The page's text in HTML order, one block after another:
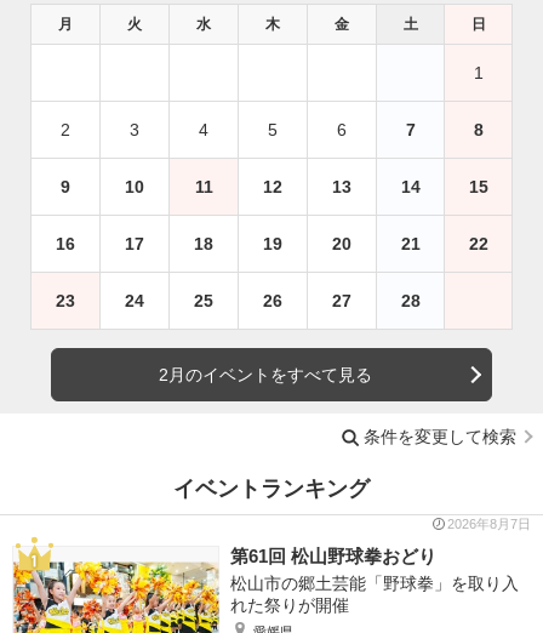
月 火 水 木 金 土 日
1
2 3 4 5 6 7 8
9 10 11 12 13 14 15
16 17 18 19 20 21 22
23 24 25 26 27 28
2月のイベントをすべて見る
条件を変更して検索
イベントランキング
2026年8月7日
第61回 松山野球拳おどり
松山市の郷土芸能「野球拳」を取り入
れた祭りが開催